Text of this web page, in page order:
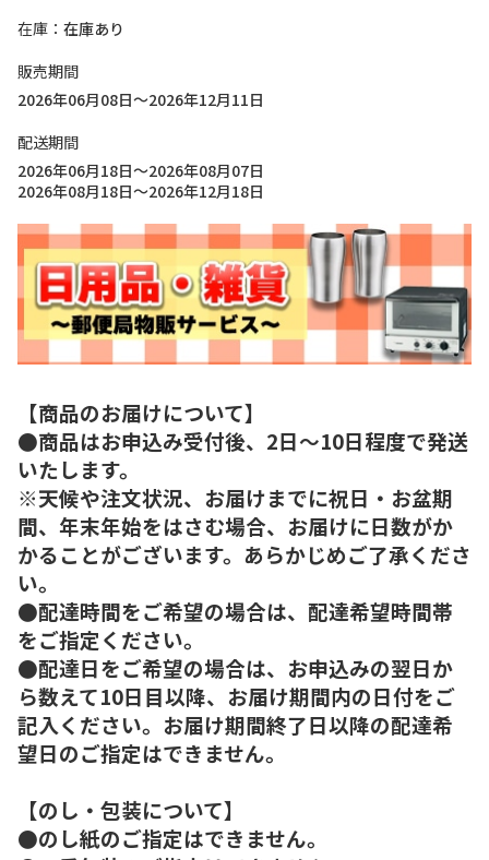
在庫
在庫あり
販売期間
2026年06月08日～2026年12月11日
配送期間
2026年06月18日～2026年08月07日
2026年08月18日～2026年12月18日
【商品のお届けについて】
●商品はお申込み受付後、2日～10日程度で発送
いたします。
※天候や注文状況、お届けまでに祝日・お盆期
間、年末年始をはさむ場合、お届けに日数がか
かることがございます。あらかじめご了承くださ
い。
●配達時間をご希望の場合は、配達希望時間帯
をご指定ください。
●配達日をご希望の場合は、お申込みの翌日か
ら数えて10日目以降、お届け期間内の日付をご
記入ください。お届け期間終了日以降の配達希
望日のご指定はできません。
【のし・包装について】
●のし紙のご指定はできません。